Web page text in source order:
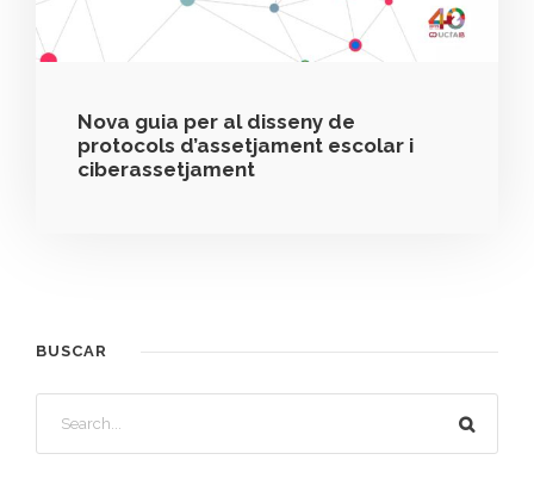
Nova guia per al disseny de
protocols d’assetjament escolar i
ciberassetjament
BUSCAR